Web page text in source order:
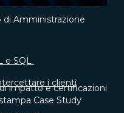
di Amministrazione
impatto e certificazioni
Case Study
e SQL
i clienti